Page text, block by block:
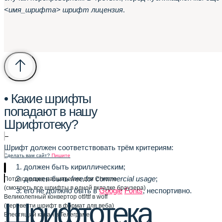
<имя_шрифта> шрифт лицензия.
• Какие шрифты
попадают в нашу
Шрифтотеку?
–
Шрифт должен соответствовать трём критериям:
должен быть кириллическим;
должен бытьfree for commercial usage;
его не должно быть вGoogle Fonts, неспортивно.
Потрясающее расширение для Chrome
(смотреть все шрифты в одной вкладке браузера)
Великолепный конвертор otf/ttf в woff
(перевести шрифт в формат для веба)
Блестящий канал в Телеграме
Сделать вам сайт? Пишите
Шрифтотека